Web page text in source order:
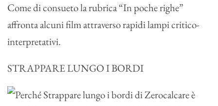
Come di consueto la rubrica “In poche righe”
affronta alcuni film attraverso rapidi lampi critico-
interpretativi.
STRAPPARE LUNGO I BORDI